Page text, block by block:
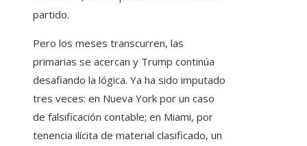
partido.
Pero los meses transcurren, las
primarias se acercan y Trump continúa
desafiando la lógica. Ya ha sido imputado
tres veces: en Nueva York por un caso
de falsificación contable; en Miami, por
tenencia ilícita de material clasificado, un